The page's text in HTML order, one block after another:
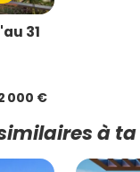
31
000 €
à